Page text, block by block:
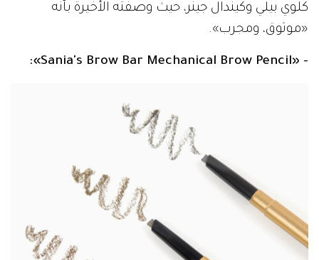
كلوي بيلي وكيندال جينر، حيث وصفته الأخيرة بأنه
«موثوق، ومجرب».
- «Sania's Brow Bar Mechanical Brow Pencil»: